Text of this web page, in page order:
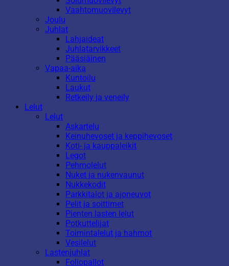
Vaahtomuovilevyt
Joulu
Juhlat
Lahjaideat
Juhlatarvikkeet
Pääsiäinen
Vapaa-aika
Kuntoilu
Laukut
Retkeily ja veneily
Lelut
Lelut
Askartelu
Keinuhevoset ja keppihevoset
Koti- ja kauppaleikit
Legot
Pehmolelut
Nuket ja nukenvaunut
Nukkekodit
Parkkitalot ja ajoneuvot
Pelit ja soittimet
Pienten lasten lelut
Potkuttelijat
Toimintalelut ja hahmot
Vesilelut
Lastenjuhlat
Foliopallot